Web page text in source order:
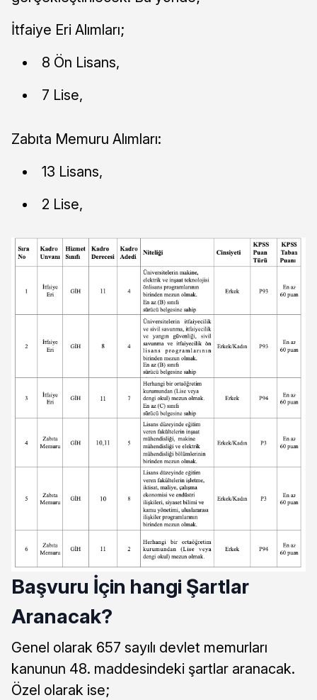
İtfaiye Eri Alımları;
8 Ön Lisans,
7 Lise,
Zabıta Memuru Alımları:
13 Lisans,
2 Lise,
Başvuru İçin hangi Şartlar
Aranacak?
Genel olarak 657 sayılı devlet memurları
kanunun 48. maddesindeki şartlar aranacak.
Özel olarak ise;